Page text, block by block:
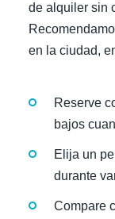
de alquiler sin
en la ciudad,
Reserve
bajos
Elija un
durante
Compare